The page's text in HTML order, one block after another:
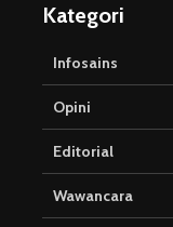
Kategori
Infosains
Opini
Editorial
Wawancara